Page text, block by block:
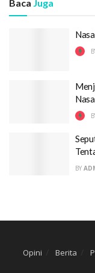
Baca Juga
BY
Opini Berita